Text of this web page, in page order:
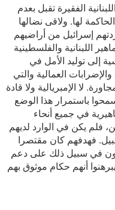
الفقيرة تقبل بعدم
لها. ولاقى نضالها
إسرائيل من أراضيهم
اللبنانية والفلسطينية
إلى توليد الأمل في
العمالية والتي
لا الإمبريالية ولا قادة
باستمرار هذا الوضع
في جميع أنحاء
فلم يكن في الوارد لديهم
فهدفهم كان مقتصرا
في سبيل ذلك على دعم
أنهم حكام موثوق بهم